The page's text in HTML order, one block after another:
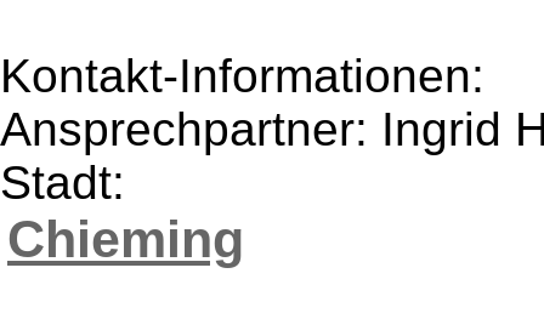
Kontakt-Informationen:
Ansprechpartner: Ingrid
Stadt:
Chieming